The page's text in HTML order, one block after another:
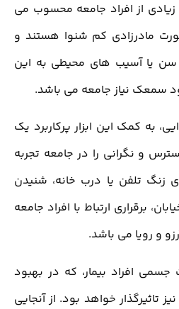
از افراد جامعه محسوب می
مادرزادی کم شنوا هستند و
سن یا آسیب های محیطی به این
سمعک نیاز جامعه می باشد.
به کمک این ابزار پرکاربرد یک
و نگرانی را در جامعه تجربه
زنگ تلفن یا درب خانه، شنیدن
برقراری ارتباط با افراد جامعه
و رویا می باشد.
افراد بیمار، که در بهبود
تاثیرگذار خواهد بود. از آنجایی